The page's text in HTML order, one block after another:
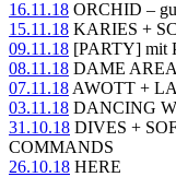
16.11.18 ORCHID –
15.11.18 KARIES +
09.11.18 [PARTY] mit
08.11.18 DAME
07.11.18 AWOTT +
03.11.18 DANCING
31.10.18 DIVES +
COMMANDS
26.10.18 HERE